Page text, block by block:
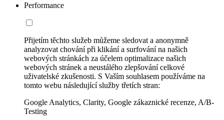
Performance
Přijetím těchto služeb můžeme sledovat a anonymně
analyzovat chování při klikání a surfování na našich
webových stránkách za účelem optimalizace našich
webových stránek a neustálého zlepšování celkové
uživatelské zkušenosti. S Vaším souhlasem používáme na
tomto webu následující služby třetích stran:
Google Analytics, Clarity, Google zákaznické recenze, A/B-
Testing